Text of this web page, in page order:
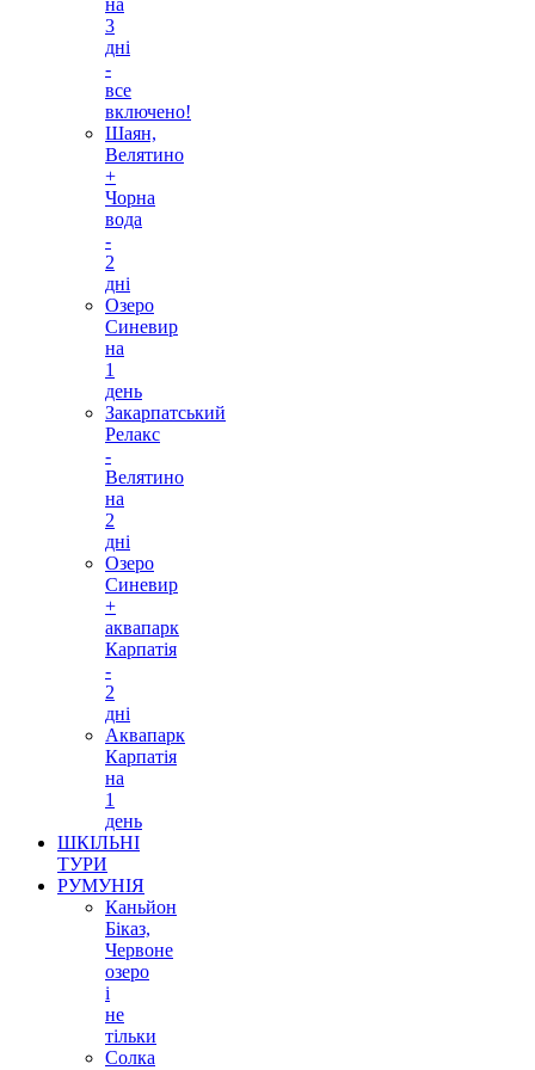
на
3
дні
-
все
включено!
Шаян,
Велятино
+
Чорна
вода
-
2
дні
Озеро
Синевир
на
1
день
Закарпатський
Релакс
-
Велятино
на
2
дні
Озеро
Синевир
+
аквапарк
Карпатія
-
2
дні
Аквапарк
Карпатія
на
1
день
ШКІЛЬНІ
ТУРИ
РУМУНІЯ
Каньйон
Біказ,
Червоне
озеро
і
не
тільки
Солка